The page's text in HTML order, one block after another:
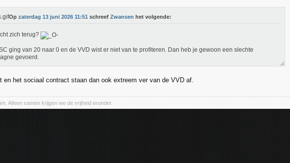
Op zaterdag 13 juni 2026 11:51 schreef Zwansen het volgende:
zich terug?
ging van 20 naar 0 en de VVD wist er niet van te profiteren. Dan heb je gewoon een slechte
gevoerd.
en het sociaal contract staan dan ook extreem ver van de VVD af.
Alleen samen krijgen we de vrijheid eronder.